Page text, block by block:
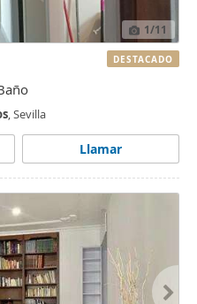
1/11
, Sevilla
Llamar
DESTACADO